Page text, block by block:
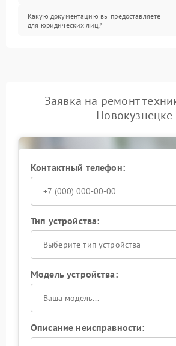
Какую документацию вы предоставляете
для юридических лиц?
Заявка на ремонт
Новокузнецке
Контактный телефон:
Тип устройства:
Выберите тип устройства
Модель устройства:
Описание неисправности: